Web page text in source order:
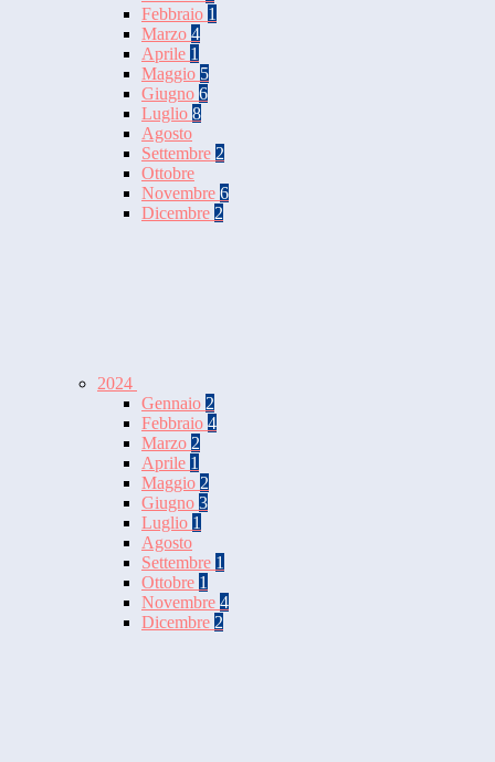
Febbraio 1
Marzo 4
Aprile 1
Maggio 5
Giugno 6
Luglio 8
Agosto
Settembre 2
Ottobre
Novembre 6
Dicembre 2
2024
Gennaio 2
Febbraio 4
Marzo 2
Aprile 1
Maggio 2
Giugno 3
Luglio 1
Agosto
Settembre 1
Ottobre 1
Novembre 4
Dicembre 2